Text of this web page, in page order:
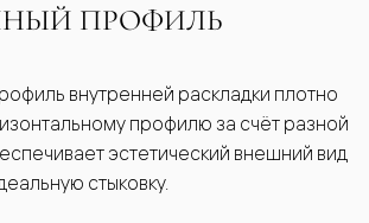
ПРОФИЛЬ
внутренней раскладки плотно
профилю за счёт разной
эстетический внешний вид
стыковку.